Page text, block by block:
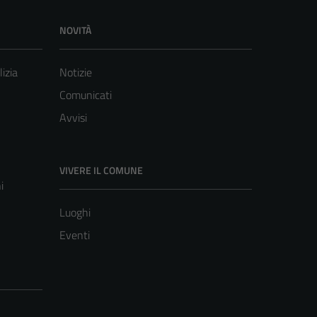
NOVITÀ
Notizie
Comunicati
Avvisi
VIVERE IL COMUNE
Luoghi
Eventi